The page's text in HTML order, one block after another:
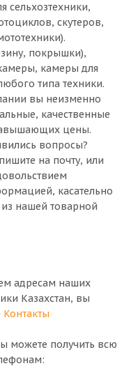
сельхозтехники,
скутеров,
покрышки),
камеры для
типа техники.
вы неизменно
качественные
цены.
вопросы?
на почту, или
касательно
нашей товарной
адресам наших
Казахстан, вы
Контакты
можете получить всю